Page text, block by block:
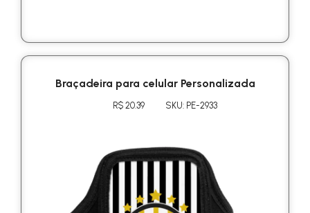
Braçadeira para celular Personalizada
R$ 20.39 SKU: PE-2933